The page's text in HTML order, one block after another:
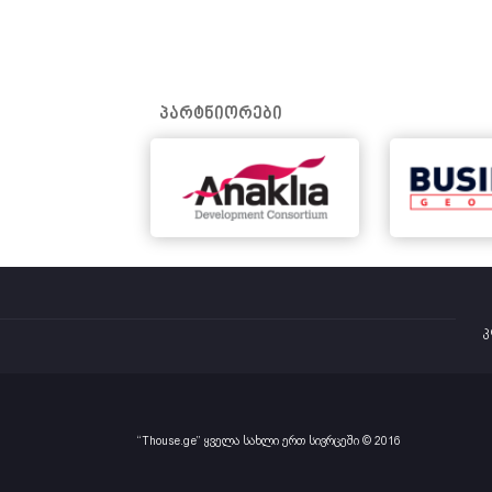
პარტნიორები
“Thouse.ge” ყველა სახლი ერთ სივრცეში © 2016